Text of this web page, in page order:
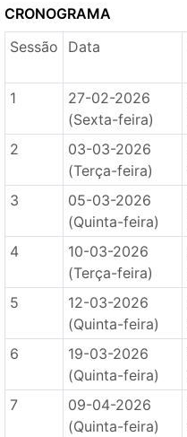
CRONOGRAMA
Sessão
Data
1
27-02-2026
(Sexta-feira)
2
03-03-2026
(Terça-feira)
3
05-03-2026
(Quinta-feira)
4
10-03-2026
(Terça-feira)
5
12-03-2026
(Quinta-feira)
6
19-03-2026
(Quinta-feira)
7
09-04-2026
(Quinta-feira)